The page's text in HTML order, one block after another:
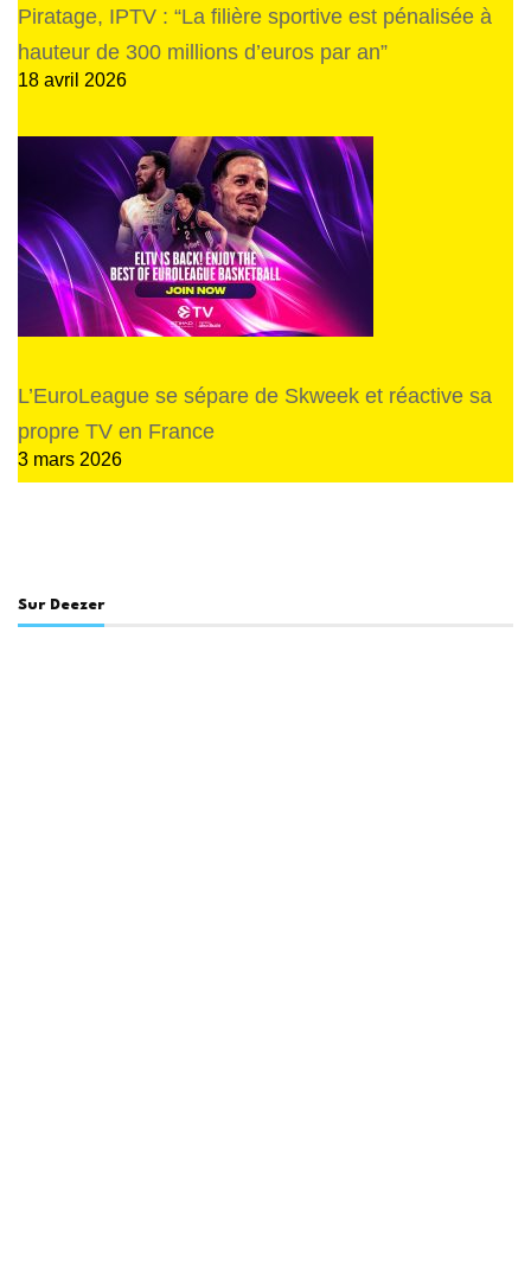
Piratage, IPTV : “La filière sportive est pénalisée à
hauteur de 300 millions d’euros par an”
18 avril 2026
L’EuroLeague se sépare de Skweek et réactive sa
propre TV en France
3 mars 2026
Sur Deezer